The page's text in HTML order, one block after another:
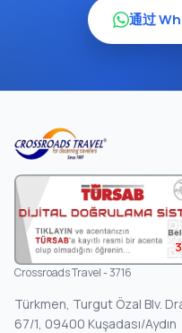
通过
Crossroads Travel - 3716
Türkmen, Turgut Özal Blv.
67/1, 09400 Kuşadası/Aydın